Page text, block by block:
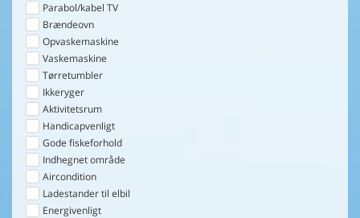
Parabol/kabel TV
Brændeovn
Opvaskemaskine
Vaskemaskine
Tørretumbler
Ikkeryger
Aktivitetsrum
Handicapvenligt
Gode fiskeforhold
Indhegnet område
Aircondition
Ladestander til elbil
Energivenligt